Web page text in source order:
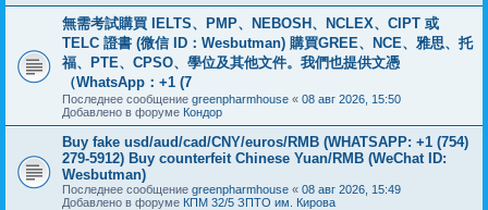
無需考試購買 IELTS、PMP、NEBOSH、NCLEX、CIPT 或
TELC 證書 (微信 ID：Wesbutman) 購買GREE、NCE、雅思、托
福、PTE、CPSO、學位及其他文件。我們也提供文憑
（WhatsApp：+1 (7
Последнее сообщение greenpharmhouse « 08 авг 2026, 15:50
Добавлено в форуме Кондор
Buy fake usd/aud/cad/CNY/euros/RMB (WHATSAPP: +1 (754)
279-5912) Buy counterfeit Chinese Yuan/RMB (WeChat ID:
Wesbutman)
Последнее сообщение greenpharmhouse « 08 авг 2026, 15:49
Добавлено в форуме КПМ 32/5 ЗПТО им. Кирова